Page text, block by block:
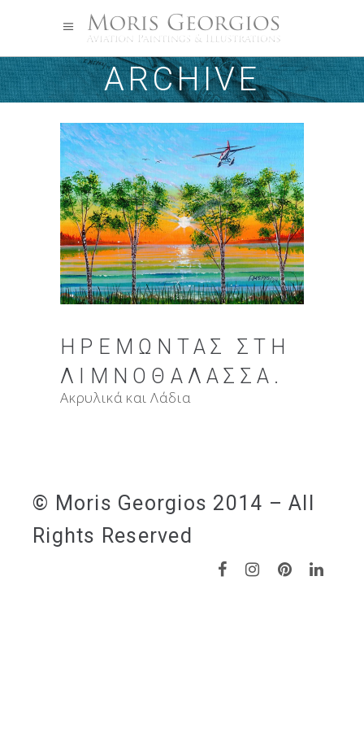
ARCHIVE
ΗΡΕΜΏΝΤΑΣ ΣΤΗ
ΛΙΜΝΟΘΆΛΑΣΣΑ.
Ακρυλικά και Λάδια
© Moris Georgios 2014 – All
Rights Reserved